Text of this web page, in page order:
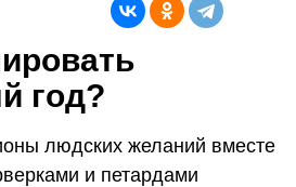
год?
людских желаний вместе
и петардами